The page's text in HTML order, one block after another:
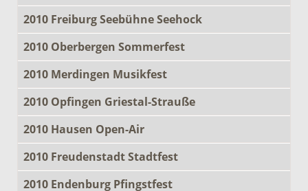
2010 Freiburg Seebühne Seehock
2010 Oberbergen Sommerfest
2010 Merdingen Musikfest
2010 Opfingen Griestal-Strauße
2010 Hausen Open-Air
2010 Freudenstadt Stadtfest
2010 Endenburg Pfingstfest